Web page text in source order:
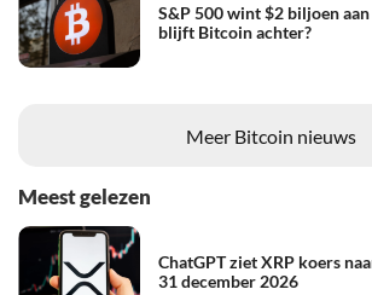
S&P 500 wint $2 biljoen
blijft Bitcoin achter?
Meer Bitcoin nieuws
Meest gelezen
ChatGPT ziet XRP koers
31 december 2026